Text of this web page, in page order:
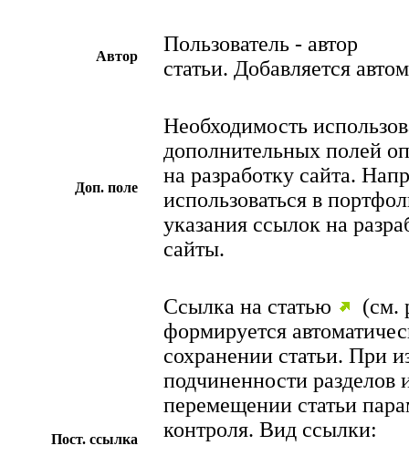
Автор
Пользователь - автор
статьи. Добавляется
Доп. поле
Необходимость
дополнительных полей
на разработку сайта.
использоваться в
указания ссылок на
сайты.
Пост. ссылка
Ссылка на статью
(см.
формируется
сохранении статьи. При
подчиненности разделов
перемещении статьи
контроля. Вид ссылки: